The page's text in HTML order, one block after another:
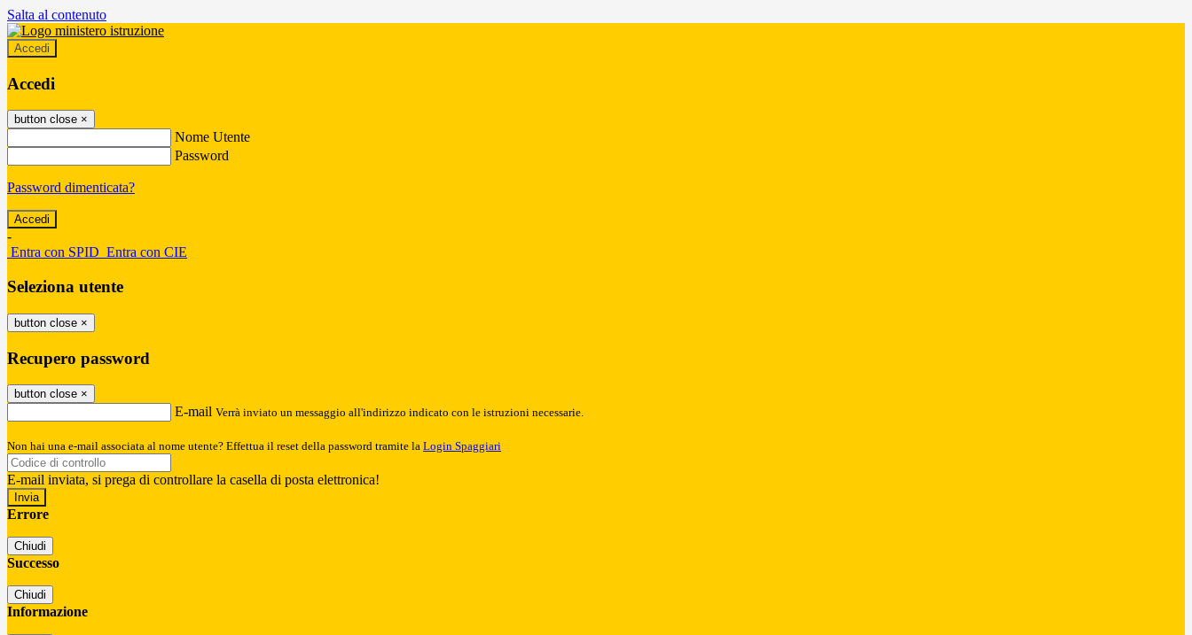
Salta al contenuto
Accedi
Accedi
button close ×
Nome Utente
Password
Password dimenticata?
-
Entra con SPID Entra con CIE
Seleziona utente
button close ×
Recupero password
button close ×
E-mail Verrà inviato un messaggio all'indirizzo indicato con le istruzioni necessarie.
Non hai una e-mail associata al nome utente? Effettua il reset della password tramite la Login Spaggiari
E-mail inviata, si prega di controllare la casella di posta elettronica!
Errore
Chiudi
Successo
Chiudi
Informazione